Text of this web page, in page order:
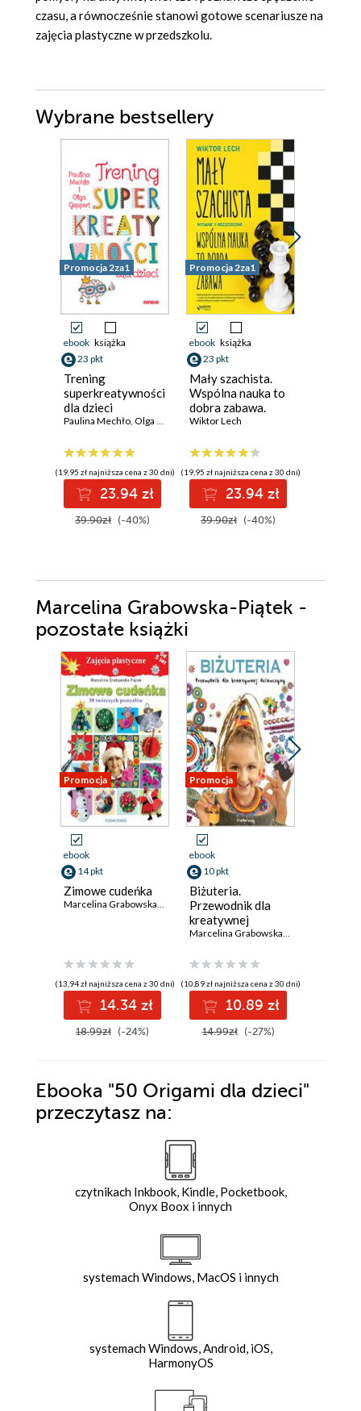
czasu, a równocześnie stanowi gotowe scenariusze na
zajęcia plastyczne w przedszkolu.
Wybrane bestsellery
Promocja 2za1
ebook książka
23 pkt
Trening
superkreatywności
dla dzieci
Paulina Mechło, Olga Geppert
(19,95 zł najniższa cena z 30 dni)
23.94 zł
39.90zł (-40%)
Promocja 2za1
ebook książka
23 pkt
Mały szachista.
Wspólna nauka to
dobra zabawa.
Wydanie II
Wiktor Lech
(19,95 zł najniższa cena z 30 dni)
23.94 zł
39.90zł (-40%)
Marcelina Grabowska-Piątek -
pozostałe książki
Promocja
ebook
14 pkt
Zimowe cudeńka
(13,94 zł najniższa cena z 30 dni)
14.34 zł
18.99zł (-24%)
Promocja
ebook
10 pkt
Biżuteria.
Przewodnik dla
kreatywnej
dziewczyny
(10,89 zł najniższa cena z 30 dni)
10.89 zł
14.99zł (-27%)
Ebooka "50 Origami dla dzieci"
przeczytasz na:
czytnikach Inkbook, Kindle, Pocketbook,
Onyx Boox i innych
systemach Windows, MacOS i innych
systemach Windows, Android, iOS,
HarmonyOS